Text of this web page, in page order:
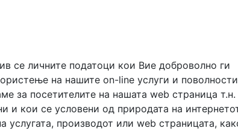
се личните податоци кои Вие доброволно ги
на нашите on-line услуги и
за посетителите на нашата web страница т.н.
и кои се условени од природата на
производот или web страницата,